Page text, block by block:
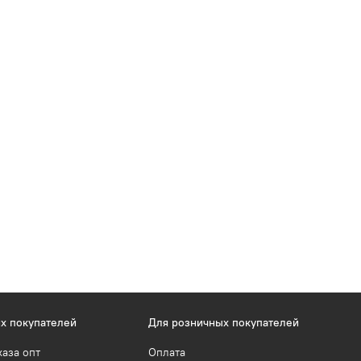
покупателей
опт
Для розничных покупателей
Оплата